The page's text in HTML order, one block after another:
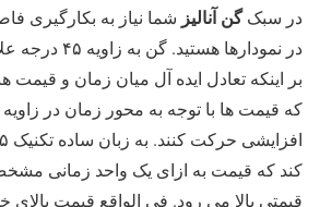
در سبکگن آنالیز شما نیاز به بکارگیری
در نمودارها
بر اینکه تعادل ایده آل میان زمان و قیمت
کند که قیمت به ازای یک واحد زمانی